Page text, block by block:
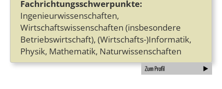
Fachrichtungsschwerpunkte:
Ingenieurwissenschaften,
Wirtschaftswissenschaften (insbesondere
Betriebswirtschaft), (Wirtschafts-)Informatik,
Physik, Mathematik, Naturwissenschaften